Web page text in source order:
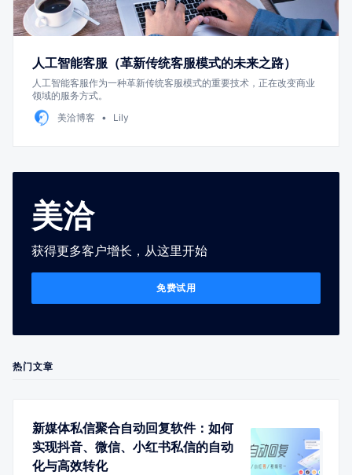
人工智能客服（革新传统客服模式的未来之路）
人工智能客服作为一种革新传统客服模式的重要技术，正在改变商业
领域的服务方式。
美洽博客
Lily
美洽
获得更多客户增长，从这里开始
免费试用
热门文章
新媒体私信聚合自动回复软件：如何
实现抖音、微信、小红书私信的自动
化与高效转化